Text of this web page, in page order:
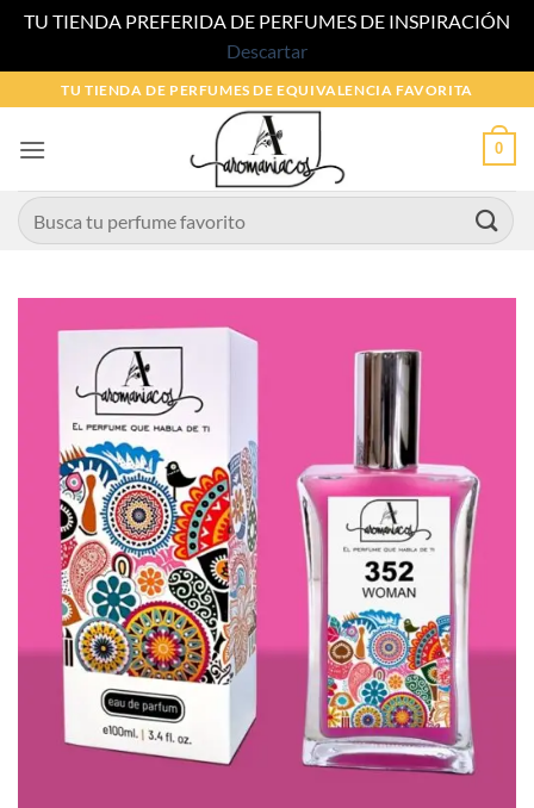
TU TIENDA PREFERIDA DE PERFUMES DE INSPIRACIÓN
Descartar
al
contenido
TU TIENDA DE PERFUMES DE EQUIVALENCIA FAVORITA
0
Buscar
por: